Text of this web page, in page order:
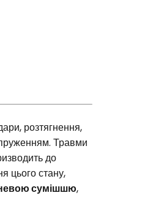
розтягнення,
Травми
до
цього стану,
сумішшю,